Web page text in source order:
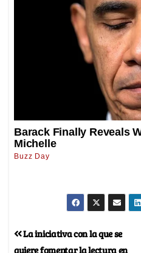
La iniciativa con la que se
quiere fomentar la lectura en